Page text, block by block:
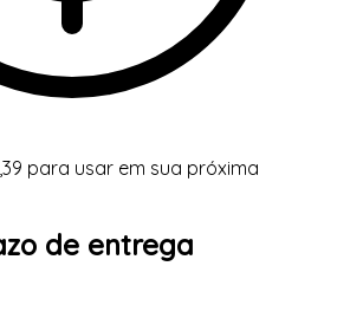
para usar em sua próxima
de entrega